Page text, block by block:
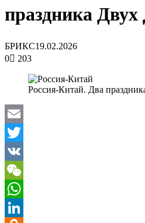
праздника
БРИКС19.02.2026
0
203
Россия-Китай. Два
Email
Twitter
VK
WeChat
WhatsApp